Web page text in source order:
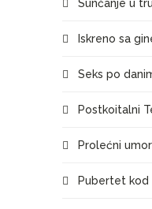
Sunčanje u
Iskreno sa
Seks po
Postkoitalni
Prolećni umor
Pubertet kod